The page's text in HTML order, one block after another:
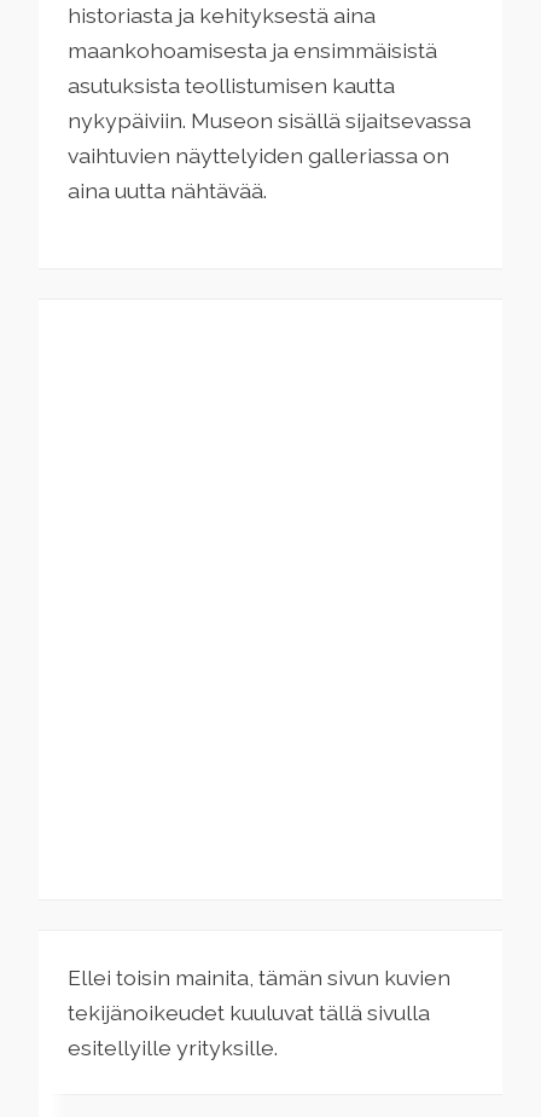
historiasta ja kehityksestä aina
maankohoamisesta ja ensimmäisistä
asutuksista teollistumisen kautta
nykypäiviin. Museon sisällä sijaitsevassa
vaihtuvien näyttelyiden galleriassa on
aina uutta nähtävää.
Ellei toisin mainita, tämän sivun kuvien
tekijänoikeudet kuuluvat tällä sivulla
esitellyille yrityksille.